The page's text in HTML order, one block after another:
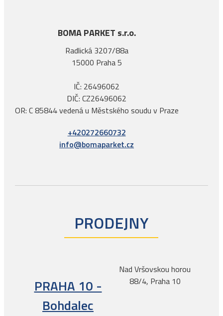
BOMA PARKET s.r.o.
Radlická 3207/88a
15000 Praha 5
IČ: 26496062
DIČ: CZ26496062
OR: C 85844 vedená u Městského soudu v Praze
+420272660732
info@bomaparket.cz
PRODEJNY
PRAHA 10 -
Bohdalec
Nad Vršovskou horou
88/4, Praha 10